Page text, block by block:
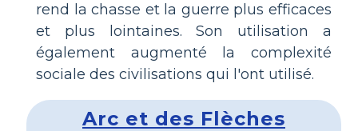
rend la chasse et la guerre plus efficaces
et plus lointaines. Son utilisation a
également augmenté la complexité
sociale des civilisations qui l'ont utilisé.
Arc et des Flèches